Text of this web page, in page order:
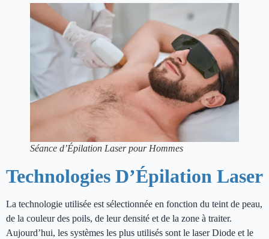
Séance d’Épilation Laser pour Hommes
Technologies D’Épilation Laser
La technologie utilisée est sélectionnée en fonction du teint de peau,
de la couleur des poils, de leur densité et de la zone à traiter.
Aujourd’hui, les systèmes les plus utilisés sont le laser Diode et le